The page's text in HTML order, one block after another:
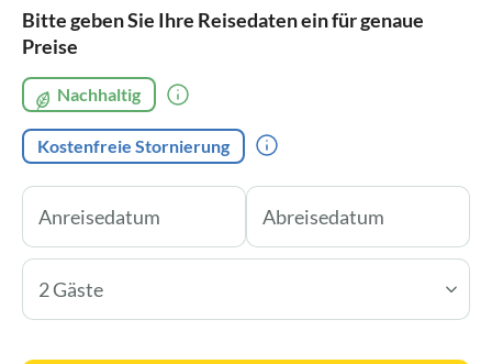
Bitte geben Sie Ihre Reisedaten ein für genaue
Preise
Nachhaltig
Kostenfreie Stornierung
2 Gäste